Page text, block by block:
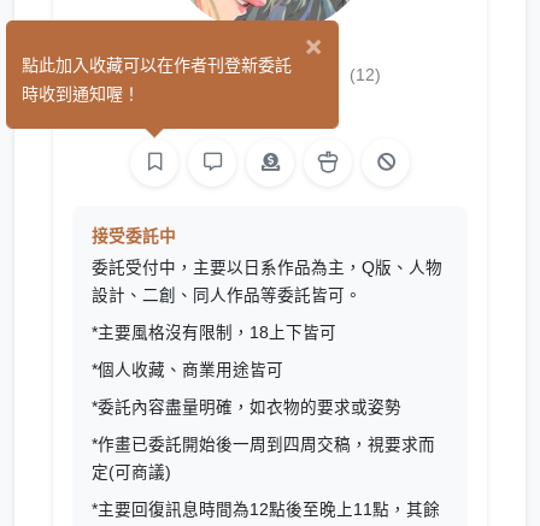
SunFlower (12)
接受委託中
委託受付中，主要以日系作品為主，Q版、人物
設計、二創、同人作品等委託皆可。
*主要風格沒有限制，18上下皆可
*個人收藏、商業用途皆可
*委託內容盡量明確，如衣物的要求或姿勢
*作畫已委託開始後一周到四周交稿，視要求而
定(可商議)
*主要回復訊息時間為12點後至晚上11點，其餘
×
點此加入收藏可以在作者刊登新委託
時收到通知喔！